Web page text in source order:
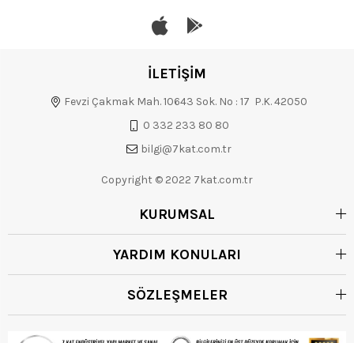
İLETİŞİM
Fevzi Çakmak Mah. 10643 Sok. No : 17 P.K. 42050
0 332 233 80 80
bilgi@7kat.com.tr
Copyright © 2022 7kat.com.tr
KURUMSAL
YARDIM KONULARI
SÖZLEŞMELER